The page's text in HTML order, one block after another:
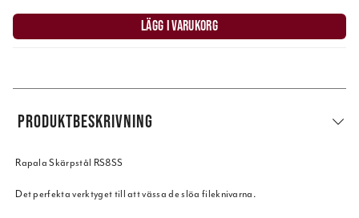
LÄGG I VARUKORG
PRODUKTBESKRIVNING
Rapala Skärpstål RS8SS
Det perfekta verktyget till att vässa de slöa fileknivarna.